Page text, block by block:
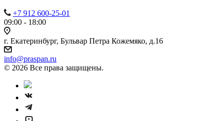
+7 912 600-25-01
09:00 - 18:00
г. Екатеринбург, Бульвар Петра Кожемяко, д.16
info@praspan.ru
© 2026 Все права защищены.